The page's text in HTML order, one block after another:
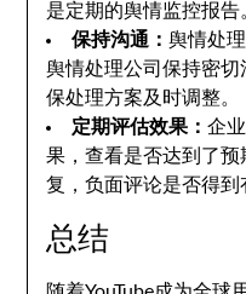
是定期的舆情监控报告
保持沟通：舆情处
舆情处理公司保持密
保处理方案及时调整。
定期评估效果：企
果，查看是否达到了
复，负面评论是否得到
总结